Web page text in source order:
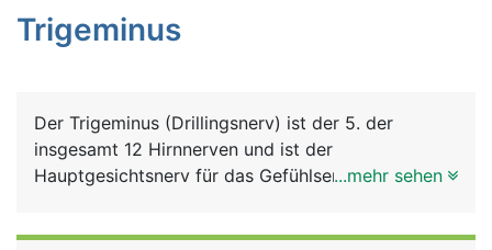
Symptome
News
Trigeminus
Der Trigeminus (Drillingsnerv) ist der 5. der
insgesamt 12 Hirnnerven und ist der
Hauptgesichtsnerv für das Gefühlsempfinden im
...mehr sehen